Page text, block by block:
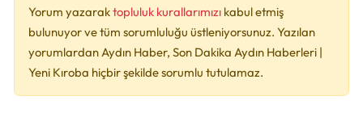
Yorum yazaraktopluluk kurallarımızı kabul etmiş
bulunuyor ve tüm sorumluluğu üstleniyorsunuz. Yazılan
yorumlardan Aydın Haber, Son Dakika Aydın Haberleri |
Yeni Kıroba hiçbir şekilde sorumlu tutulamaz.